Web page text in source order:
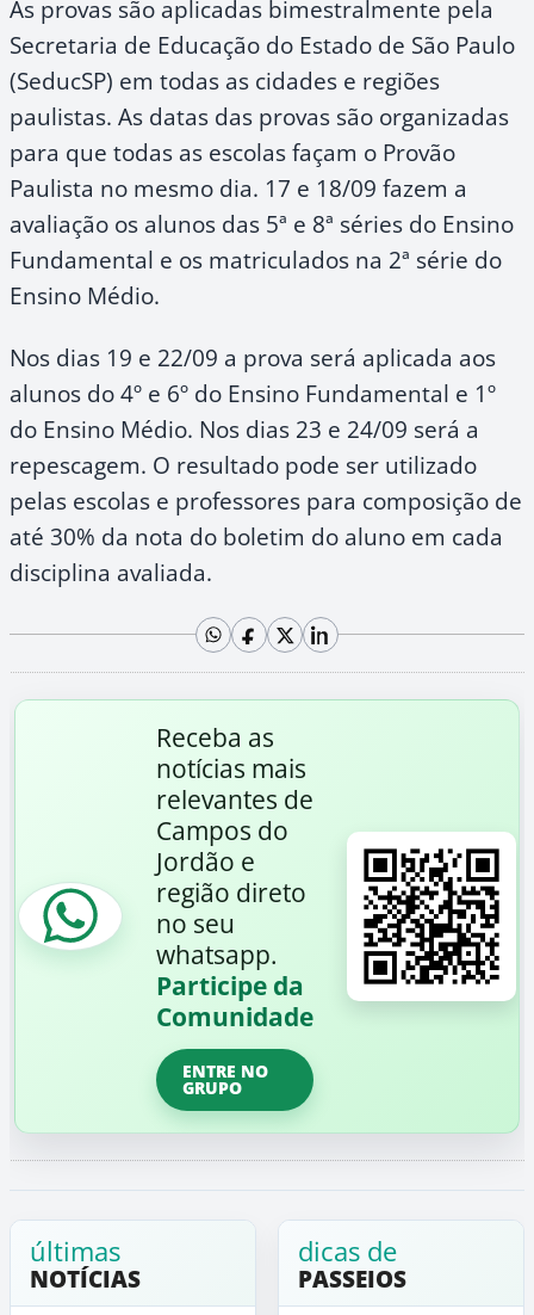
As provas são aplicadas bimestralmente pela
Secretaria de Educação do Estado de São Paulo
(SeducSP) em todas as cidades e regiões
paulistas. As datas das provas são organizadas
para que todas as escolas façam o Provão
Paulista no mesmo dia. 17 e 18/09 fazem a
avaliação os alunos das 5ª e 8ª séries do Ensino
Fundamental e os matriculados na 2ª série do
Ensino Médio.
Nos dias 19 e 22/09 a prova será aplicada aos
alunos do 4º e 6º do Ensino Fundamental e 1º
do Ensino Médio. Nos dias 23 e 24/09 será a
repescagem. O resultado pode ser utilizado
pelas escolas e professores para composição de
até 30% da nota do boletim do aluno em cada
disciplina avaliada.
Receba as
notícias mais
relevantes de
Campos do
Jordão e
região direto
no seu
whatsapp.
Participe da
Comunidade
ENTRE NO
GRUPO
últimas
NOTÍCIAS
dicas de
PASSEIOS